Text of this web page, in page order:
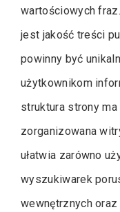
wartościowych
jest jakość treści
powinny być
użytkownikom
struktura strony
zorganizowana
ułatwia zarówno
wyszukiwarek
wewnętrznych